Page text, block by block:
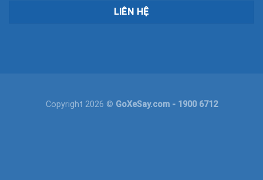
Copyright 2026 © GoXeSay.com - 1900 6712